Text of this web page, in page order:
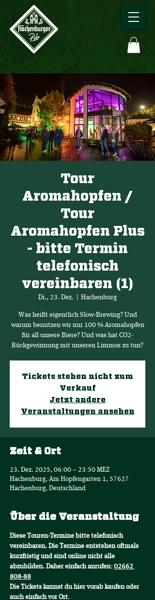
Tour
Aromahopfen /
Tour
Aromahopfen Plus
- bitte Termin
telefonisch
vereinbaren (1)
Di., 23. Dez. Hachenburg
Was heißt eigentlich Slow-Brewing? Und
warum benutzen wir nur 100 % Aromahopfen
für all unsere Biere? Und was hat CO2-
Rückgewinnung mit unseren Limmos zu tun?
Tickets stehen nicht zum
Verkauf
Jetzt andere
Veranstaltungen ansehen
Zeit & Ort
23. Dez. 2025, 06:00 – 23:50 MEZ
Hachenburg, Am Hopfengarten 1, 57627
Hachenburg, Deutschland
Über die Veranstaltung
Diese Touren-Termine bitte telefonisch
vereinbaren. Die Termine entstehen oftmals
kurzfristig und sind online nicht alle
abzubilden. Daher einfach anrufen: 02662
808-88
Die Tickets kannst du hier vorab kaufen oder
auch einfach vor Ort.